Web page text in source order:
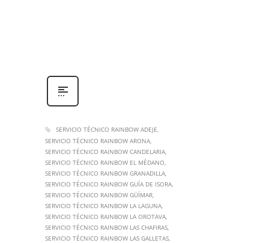
SERVICIO TÉCNICO RAINBOW ADEJE
SERVICIO TÉCNICO RAINBOW ARONA
SERVICIO TÉCNICO RAINBOW CANDELARIA
SERVICIO TÉCNICO RAINBOW EL MÉDANO
SERVICIO TÉCNICO RAINBOW GRANADILLA
SERVICIO TÉCNICO RAINBOW GUÍA DE ISORA
SERVICIO TÉCNICO RAINBOW GÜÍMAR
SERVICIO TÉCNICO RAINBOW LA LAGUNA
SERVICIO TÉCNICO RAINBOW LA OROTAVA
SERVICIO TÉCNICO RAINBOW LAS CHAFIRAS
SERVICIO TÉCNICO RAINBOW LAS GALLETAS